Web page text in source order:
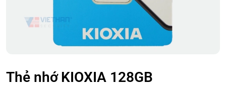
Thẻ nhớ KIOXIA 128GB